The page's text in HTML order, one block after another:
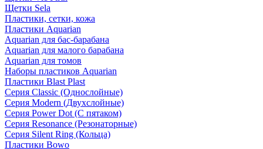
Щетки Sela
Пластики, сетки, кожа
Пластики Aquarian
Aquarian для бас-барабана
Aquarian для малого барабана
Aquarian для томов
Наборы пластиков Aquarian
Пластики Blast Plast
Серия Classic (Однослойные)
Серия Modern (Двухслойные)
Серия Power Dot (С пятаком)
Серия Resonance (Резонаторные)
Серия Silent Ring (Кольца)
Пластики Bowo